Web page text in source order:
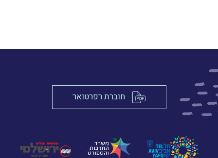
חוברת רפרטואר